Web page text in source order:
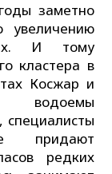
заметно
увеличению
И тому
кластера в
Косжар и
водоемы
специалисты
придают
редких